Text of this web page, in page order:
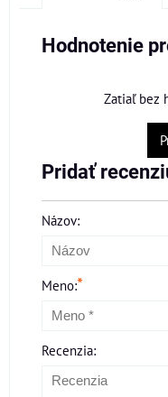
Hodnotenie
Zatiaľ bez
Pridať
Názov:
Meno:*
Recenzia: